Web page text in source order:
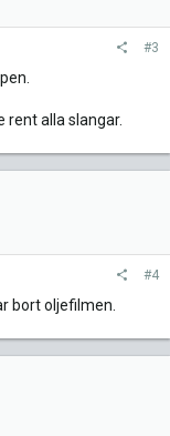
#3
rent alla slangar.
#4
bort oljefilmen.